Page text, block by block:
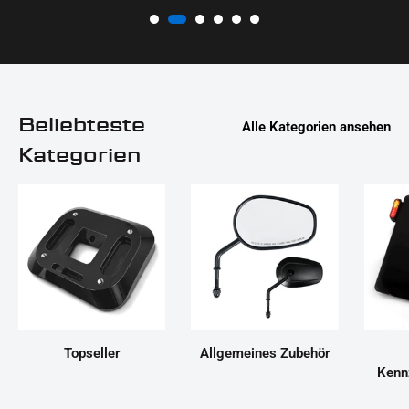
Beliebteste
Kategorien
Alle Kategorien ansehen
Topseller
Allgemeines Zubehör